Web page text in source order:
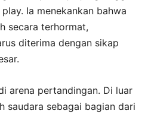
Ia menekankan bahwa
secara terhormat,
diterima dengan sikap
arena pertandingan. Di luar
saudara sebagai bagian dari